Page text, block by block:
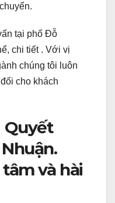
tại phố Đỗ
chi tiết . Với vị
chúng tôi luôn
cho khách
Quyết
và hài